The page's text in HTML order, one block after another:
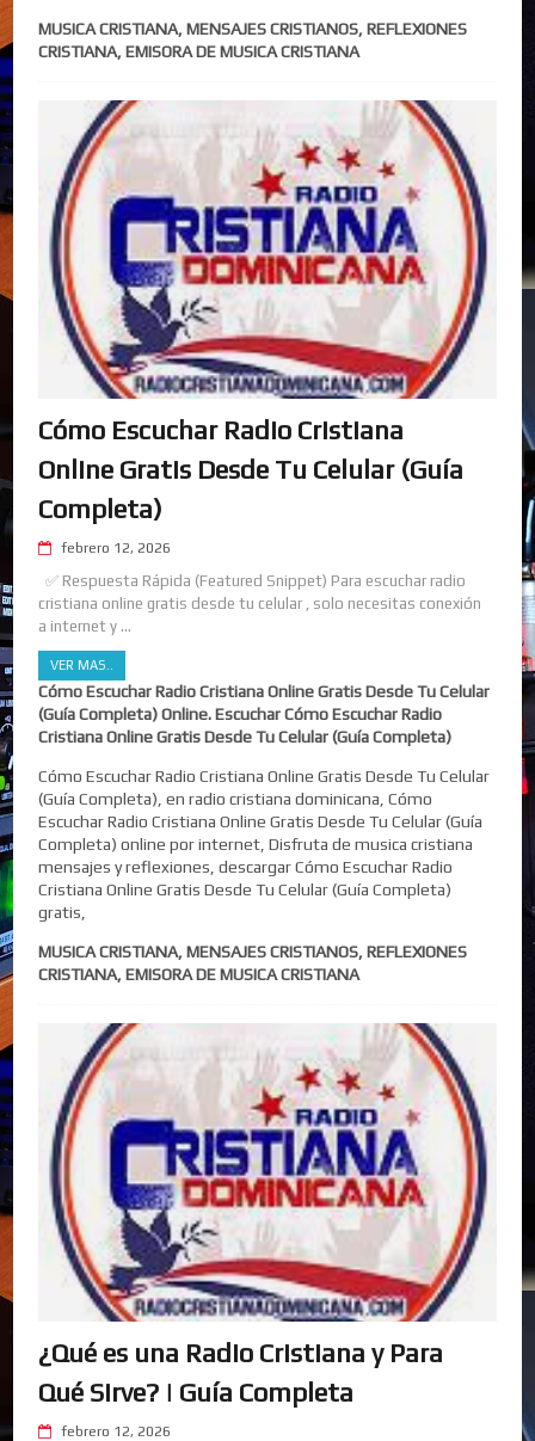
MUSICA CRISTIANA, MENSAJES CRISTIANOS, REFLEXIONES
CRISTIANA, EMISORA DE MUSICA CRISTIANA
Cómo Escuchar Radio Cristiana
Online Gratis Desde Tu Celular (Guía
Completa)
febrero 12, 2026
✅ Respuesta Rápida (Featured Snippet) Para escuchar radio
cristiana online gratis desde tu celular , solo necesitas conexión
a internet y ...
VER MAS..
Cómo Escuchar Radio Cristiana Online Gratis Desde Tu Celular
(Guía Completa) Online. Escuchar Cómo Escuchar Radio
Cristiana Online Gratis Desde Tu Celular (Guía Completa)
Cómo Escuchar Radio Cristiana Online Gratis Desde Tu Celular
(Guía Completa), en radio cristiana dominicana, Cómo
Escuchar Radio Cristiana Online Gratis Desde Tu Celular (Guía
Completa) online por internet, Disfruta de musica cristiana
mensajes y reflexiones, descargar Cómo Escuchar Radio
Cristiana Online Gratis Desde Tu Celular (Guía Completa)
gratis,
MUSICA CRISTIANA, MENSAJES CRISTIANOS, REFLEXIONES
CRISTIANA, EMISORA DE MUSICA CRISTIANA
¿Qué es una Radio Cristiana y Para
Qué Sirve? | Guía Completa
febrero 12, 2026